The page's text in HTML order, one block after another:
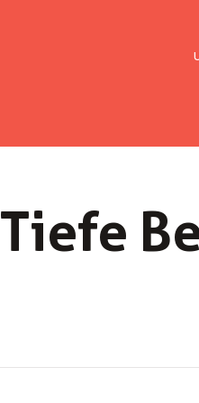
Tiefe